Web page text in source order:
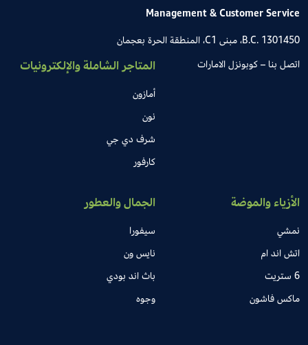
Management & Customer Service
B.C. 1301450، مبنى C1، المنطقة الحرة بعجمان
اتصل بنا – كوبونزل الامارات
المتاجر الشاملة والإلكترونيات
أمازون
نون
شرف دي جي
كارفور
الأزياء والموضة
نمشي
اتش اند ام
6 ستريت
ماكس فاشون
الجمال والعطور
سيفورا
نايس ون
باث اند بودي
وجوه